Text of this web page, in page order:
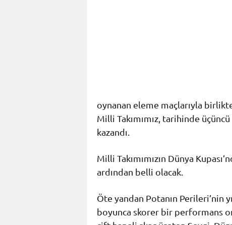
oynanan eleme maçlarıyla
Milli Takımımız, tarihinde
kazandı.
Milli Takımımızın Dünya
ardından belli olacak.
Öte yandan Potanın Perileri’nin
boyunca skorer bir performans